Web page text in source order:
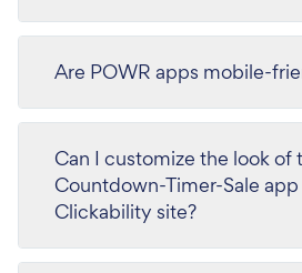
Are POWR apps mobile-
Can I customize the look of
Countdown-Timer-Sale
Clickability site?